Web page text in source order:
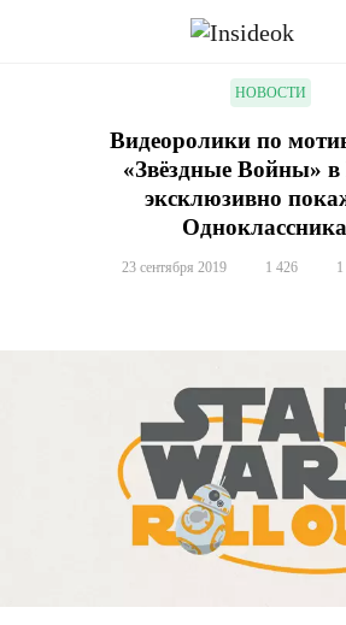
НОВОСТИ
Видеоролики по
«Звёздные Войны» в
эксклюзивно
23 сентября 2019 1 426